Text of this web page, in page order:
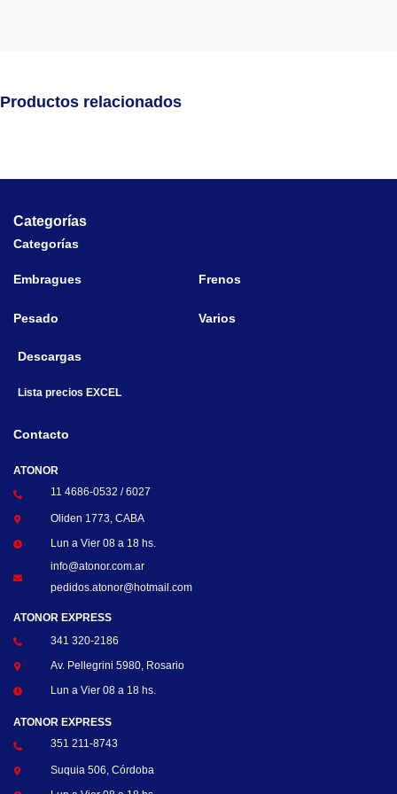
Productos relacionados
Categorías
Categorías
Embragues Frenos
Pesado Varios
Descargas
Lista precios EXCEL
Contacto
ATONOR
11 4686-0532 / 6027
Oliden 1773, CABA
Lun a Vier 08 a 18 hs.
info@atonor.com.ar
pedidos.atonor@hotmail.com
ATONOR EXPRESS
341 320-2186
Av. Pellegrini 5980, Rosario
Lun a Vier 08 a 18 hs.
ATONOR EXPRESS
351 211-8743
Suquia 506, Córdoba